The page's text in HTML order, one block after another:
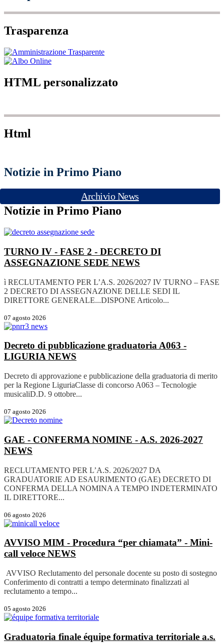
Trasparenza
HTML personalizzato
Html
Notizie in Primo Piano
Archivio News
Notizie in Primo Piano
TURNO IV - FASE 2 - DECRETO DI
ASSEGNAZIONE SEDE NEWS
ì RECLUTAMENTO PER L’A.S. 2026/2027 IV TURNO – FASE
2 DECRETO DI ASSEGNAZIONE DELLE SEDI IL
DIRETTORE GENERALE...DISPONE Articolo...
07 agosto 2026
Decreto di pubblicazione graduatoria A063 -
LIGURIANEWS
Decreto di approvazione e pubblicazione della graduatoria di merito
per la Regione LiguriaClasse di concorso A063 – Tecnologie
musicaliD.D. 9 ottobre...
07 agosto 2026
GAE - CONFERMA NOMINE - A.S. 2026-2027
NEWS
RECLUTAMENTO PER L’A.S. 2026/2027 DA
GRADUATORIE AD ESAURIMENTO (GAE) DECRETO DI
CONFERMA DELLA NOMINA A TEMPO INDETERMINATO
IL DIRETTORE...
06 agosto 2026
AVVISO MIM - Procedura “per chiamata” - Mini-
call veloce NEWS
AVVISO Reclutamento del personale docente su posto di sostegno
Conferimento di contratti a tempo determinato finalizzati al
reclutamento a tempo...
05 agosto 2026
Graduatoria finale équipe formativa territoriale a.s.